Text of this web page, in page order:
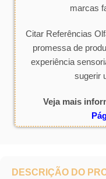
marcas
Citar Referências
promessa de
experiência
sugerir
Veja mais
DESCRIÇÃO DO